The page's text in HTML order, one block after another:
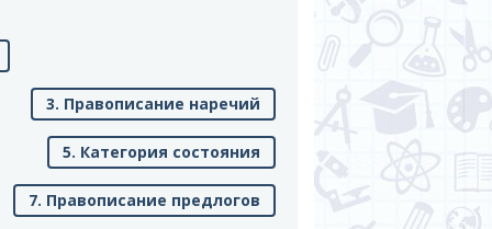
3. Правописание наречий
5. Категория состояния
7. Правописание предлогов